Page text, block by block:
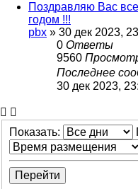
Поздравляю Вас
годом !!!
pbx » 30 дек 2023,
0 Ответы
9560
Последнее
30 дек 2023,
Показать: